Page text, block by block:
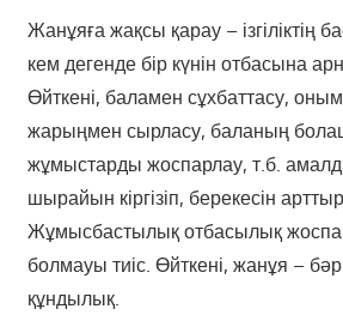
Жанұяға жақсы қарау – ізгіліктің
кем дегенде бір күнін отбасына
Өйткені, баламен сұхбаттасу,
жарыңмен сырласу, баланың
жұмыстарды жоспарлау, т.б.
шырайын кіргізіп, берекесін
Жұмысбастылық отбасылық
болмауы тиіс. Өйткені, жанұя –
құндылық.